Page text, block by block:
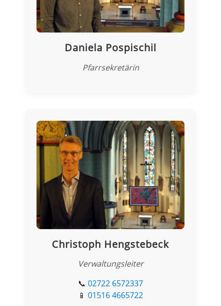
Daniela Pospischil
Pfarrsekretärin
Christoph Hengstebeck
Verwaltungsleiter
📞 02722 6572337
📱 01516 4665722